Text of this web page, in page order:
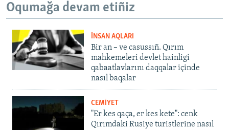
Oqumağa devam etiñiz
İNSAN AQLARI
Bir an – ve casussıñ. Qırım
mahkemeleri devlet hainligi
qabaatlavlarını daqqalar içinde
nasıl baqalar
CEMİYET
"Er kes qaça, er kes kete": cenk
Qırımdaki Rusiye turistlerine nasıl